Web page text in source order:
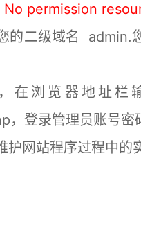
No permission
二级域名 admin.您
览器地址栏输
登录管理员账号密
站程序过程中的